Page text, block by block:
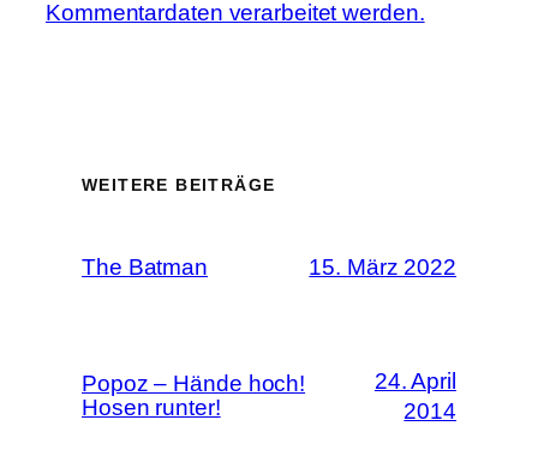
Kommentardaten verarbeitet werden.
WEITERE BEITRÄGE
The Batman 15. März 2022
Popoz – Hände hoch!
Hosen runter!
24. April
2014